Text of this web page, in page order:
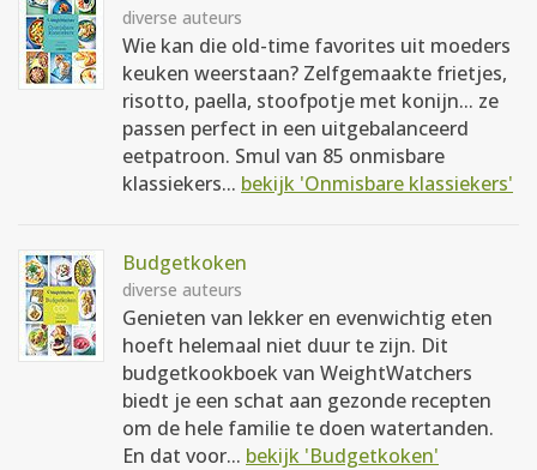
diverse auteurs
Wie kan die old-time favorites uit moeders
keuken weerstaan? Zelfgemaakte frietjes,
risotto, paella, stoofpotje met konijn... ze
passen perfect in een uitgebalanceerd
eetpatroon. Smul van 85 onmisbare
klassiekers... bekijk 'Onmisbare klassiekers'
Budgetkoken
diverse auteurs
Genieten van lekker en evenwichtig eten
hoeft helemaal niet duur te zijn. Dit
budgetkookboek van WeightWatchers
biedt je een schat aan gezonde recepten
om de hele familie te doen watertanden.
En dat voor... bekijk 'Budgetkoken'